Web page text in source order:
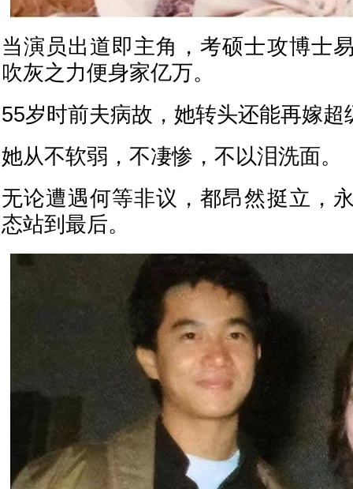
当演员出道即主角，考硕士攻博士
吹灰之力便身家亿万。
55岁时前夫病故，她转头还能再嫁超
她从不软弱，不凄惨，不以泪洗面。
无论遭遇何等非议，都昂然挺立，
态站到最后。